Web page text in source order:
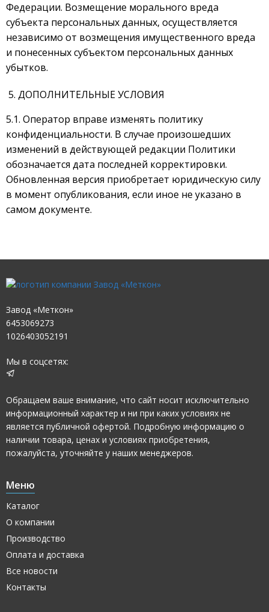
Федерации. Возмещение морального вреда
субъекта персональных данных, осуществляется
независимо от возмещения имущественного вреда
и понесенных субъектом персональных данных
убытков.
ДОПОЛНИТЕЛЬНЫЕ УСЛОВИЯ
5.1. Оператор вправе изменять политику
конфиденциальности. В случае произошедших
изменений в действующей редакции Политики
обозначается дата последней корректировки.
Обновленная версия приобретает юридическую силу
в момент опубликования, если иное не указано в
самом документе.
Завод «Меткон»
6453069273
1026403052191
Мы в соцсетях:
Обращаем ваше внимание, что сайт носит исключительно
информационный характер и ни при каких условиях не
является публичной офертой. Подробную информацию о
наличии товара, ценах и условиях приобретения,
пожалуйста, уточняйте у наших менеджеров.
Меню
Каталог
О компании
Производство
Оплата и доставка
Все новости
Контакты